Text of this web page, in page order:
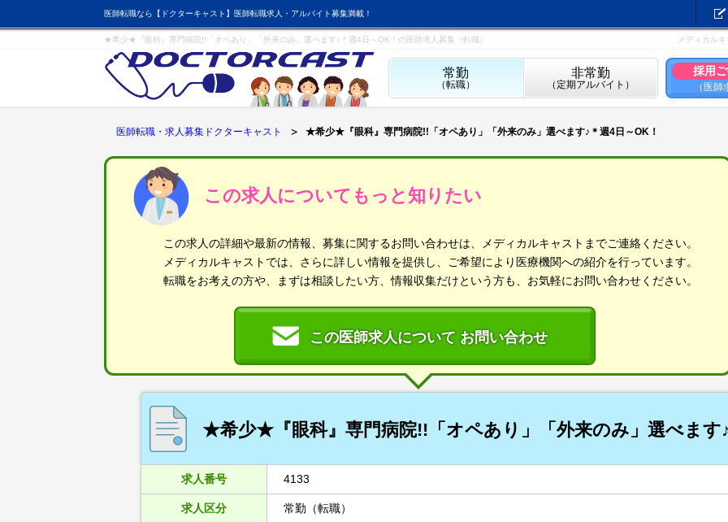
医師転職なら【ドクターキャスト】医師転職求人・アルバイト募集満載！
★希少★『眼科』専門病院!!「オペあり」「外来のみ」選べます♪＊週4日～OK！の医師求人募集（転職） メディカル
常勤
（転職）
非常勤
（定期アルバイト）
採用
（医師
医師転職・求人募集ドクターキャスト ★希少★『眼科』専門病院!!「オペあり」「外来のみ」選べます♪＊週4日～OK！
この求人についてもっと知りたい
この求人の詳細や最新の情報、募集に関するお問い合わせは、メディカルキャストまでご連絡ください。
メディカルキャストでは、さらに詳しい情報を提供し、ご希望により医療機関への紹介を行っています。
転職をお考えの方や、まずは相談したい方、情報収集だけという方も、お気軽にお問い合わせください。
この医師求人について お問い合わせ
★希少★『眼科』専門病院!!「オペあり」「外来のみ」選べます♪
求人番号 4133
求人区分 常勤（転職）